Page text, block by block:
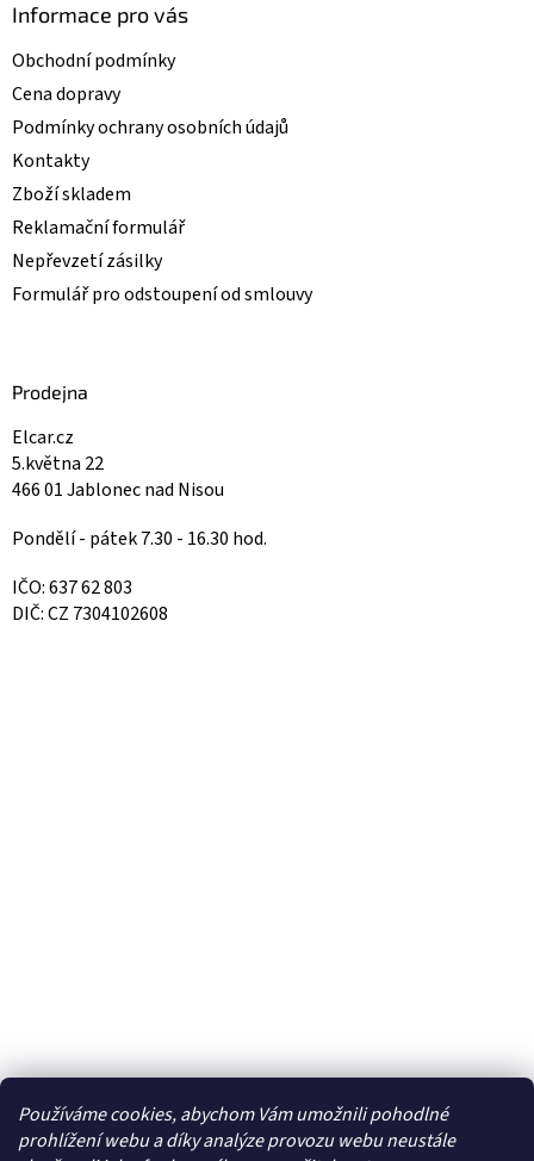
Používáme cookies, abychom Vám umožnili pohodlné
prohlížení webu a díky analýze provozu webu neustále
Informace pro vás
Obchodní podmínky
Cena dopravy
Podmínky ochrany osobních údajů
Kontakty
Zboží skladem
Reklamační formulář
Nepřevzetí zásilky
Formulář pro odstoupení od smlouvy
Prodejna
Elcar.cz
5.května 22
466 01 Jablonec nad Nisou
Pondělí - pátek 7.30 - 16.30 hod.
IČO: 637 62 803
DIČ: CZ 7304102608
Facebook